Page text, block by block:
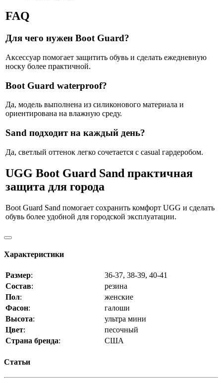
FAQ
Для чего нужен Boot Guard?
Аксессуар помогает защитить обувь и сделать ежедневную
носку более практичной.
Boot Guard waterproof?
Да, модель выполнена из силиконового материала и
ориентирована на влажную среду.
Sand подходит на каждый день?
Да, светлый оттенок легко сочетается с casual гардеробом.
UGG Boot Guard Sand практичная
защита для города
Boot Guard Sand помогает сохранить комфорт UGG и сделать
обувь более удобной для городской эксплуатации.
Характеристики
Размер:
36-37, 38-39, 40-41
Состав:
резина
Пол:
женские
Фасон:
галоши
Высота:
ультра мини
Цвет:
песочный
Страна бренда: США
Статьи